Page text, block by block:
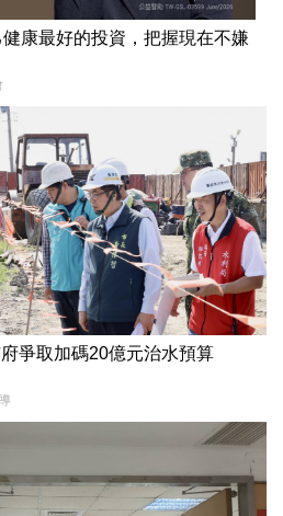
康最好的投資，把握現在不嫌
爭取加碼20億元治水預算